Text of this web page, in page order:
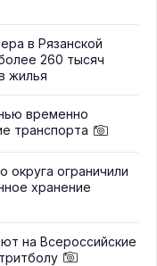
в Рязанской
260 тысяч
жилья
временно
транспорта
округа ограничили
хранение
на Всероссийские